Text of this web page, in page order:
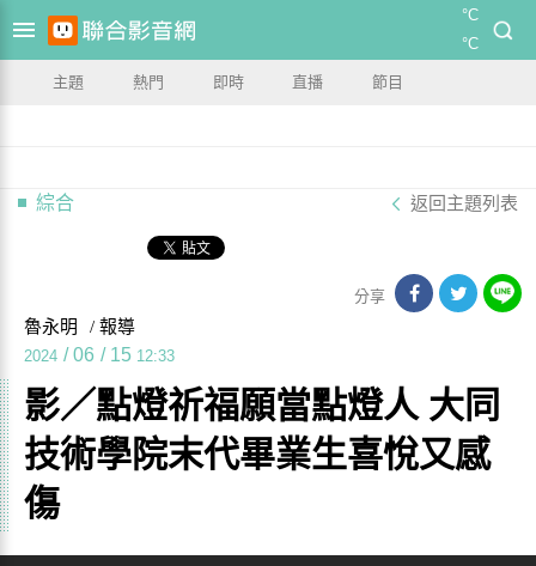
°C
°C
主題 熱門 即時 直播 節目
綜合 返回主題列表
分享
魯永明 / 報導
2024 / 06 / 15 12:33
影／點燈祈福願當點燈人 大同
技術學院末代畢業生喜悅又感
傷